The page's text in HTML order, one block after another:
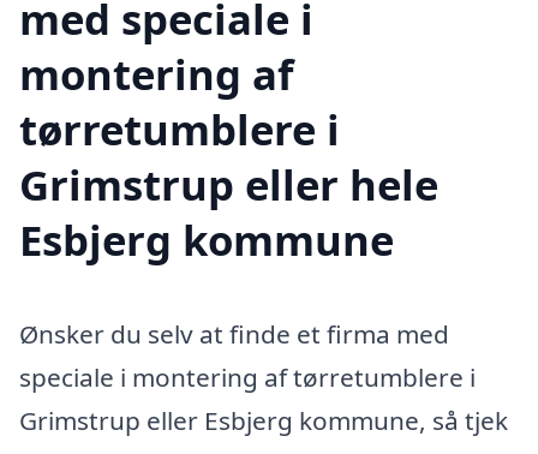
med speciale i
montering af
tørretumblere i
Grimstrup eller hele
Esbjerg kommune
Ønsker du selv at finde et firma med
speciale i montering af tørretumblere i
Grimstrup eller Esbjerg kommune, så tjek